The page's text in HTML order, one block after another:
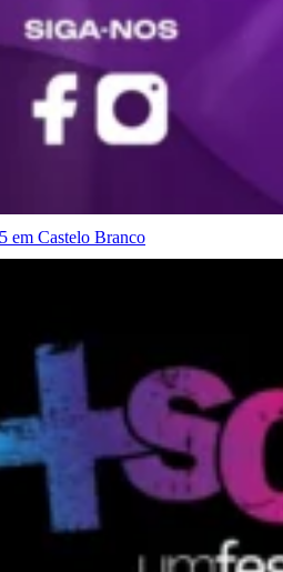
em Castelo Branco